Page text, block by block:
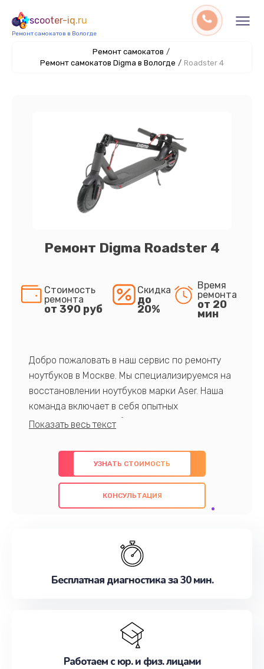
scooter-iq.ru
Ремонт самокатов в Вологде
Ремонт самокатов /
Ремонт самокатов Digma в Вологде / Roadster 4
Ремонт Digma Roadster 4
Стоимость
ремонта
от 390 руб
Скидка
до
20%
Время
ремонта
от 20
мин
Добро пожаловать в наш сервис по ремонту
ноутбуков в Москве. Мы специализируемся на
восстановлении ноутбуков марки Aser. Наша
команда включает в себя опытных
профессионалов с обширными знаниями и
предлагаем быстрый и качественный ремонт с
использованием оригинальных компонентов, а
также гарантируем качество всех
проведенных работ. Наша цель - предоставить
наилучшим образом. Не медлите записаться на
УЗНАТЬ СТОИМОСТЬ
КОНСУЛЬТАЦИЯ
Бесплатная диагностика за 30 мин.
Работаем с юр. и физ. лицами